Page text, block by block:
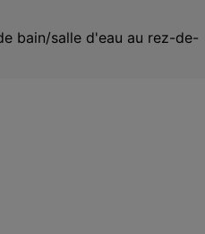
bain/salle d'eau au rez-de-